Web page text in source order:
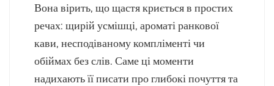
Вона вірить, що щастя криється в простих
речах: щирій усмішці, ароматі ранкової
кави, несподіваному компліменті чи
обіймах без слів. Саме ці моменти
надихають її писати про глибокі почуття та